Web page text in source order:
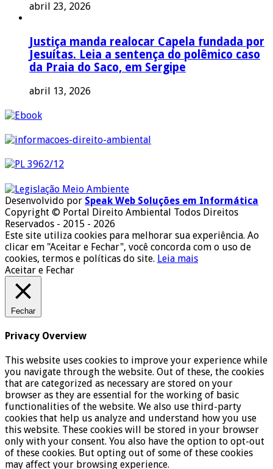
abril 23, 2026
Justiça manda realocar Capela fundada por
Jesuítas. Leia a sentença do polêmico caso
da Praia do Saco, em Sergipe
abril 13, 2026
Desenvolvido por Speak Web Soluções em Informática
Copyright © Portal Direito Ambiental Todos Direitos
Reservados - 2015 - 2026
Este site utiliza cookies para melhorar sua experiência. Ao
clicar em "Aceitar e Fechar", você concorda com o uso de
cookies, termos e políticas do site. Leia mais
Aceitar e Fechar
Fechar
Privacy Overview
This website uses cookies to improve your experience while
you navigate through the website. Out of these, the cookies
that are categorized as necessary are stored on your
browser as they are essential for the working of basic
functionalities of the website. We also use third-party
cookies that help us analyze and understand how you use
this website. These cookies will be stored in your browser
only with your consent. You also have the option to opt-out
of these cookies. But opting out of some of these cookies
may affect your browsing experience.